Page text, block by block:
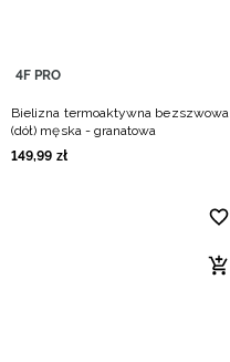
4F PRO
Bielizna termoaktywna bezszwowa
(dół) męska - granatowa
149,99 zł